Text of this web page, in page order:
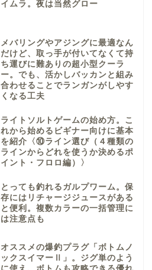
イムラ。夜は当然グロー
メバリングやアジングに最適なん
だけど、取っ手が付いてなくて持
ち運びに難ありの超小型クーラ
ー。でも、活かしバッカンと組み
合わせることでランガンがしやす
くなる工夫
ライトソルトゲームの始め方。こ
れから始めるビギナー向けに基本
を紹介〈⑩ライン選び（４種類の
ラインからどれを使うか決めるポ
イント・フロロ編）〉
とっても釣れるガルプワーム。保
存にはリチャージジュースがある
と便利。複数カラーの一括管理に
は注意点も
オススメの爆釣プラグ「ボトムノ
ックスイマーⅡ」。ジグ単のよう